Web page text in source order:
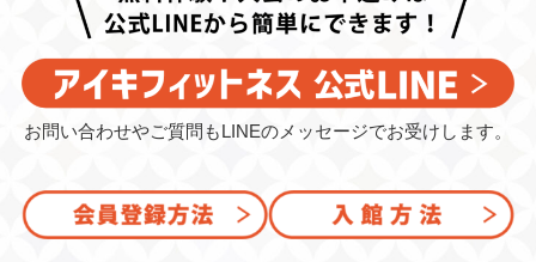
お問い合わせやご質問もLINEのメッセージでお受けします。